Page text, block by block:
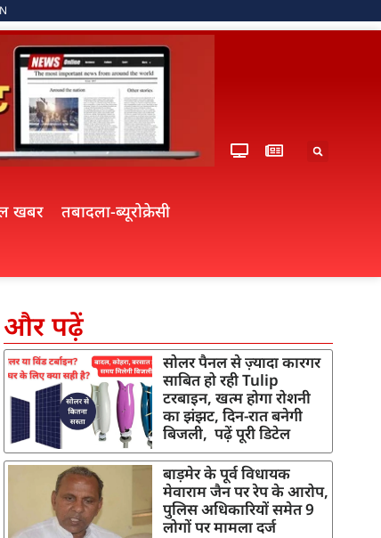
खबर
तबादला-ब्यूरोक्रेसी
और पढ़ें
सोलर पैनल से ज़्यादा कारगर
साबित हो रही Tulip
टरबाइन, खत्म होगा रोशनी
का झंझट, दिन-रात बनेगी
बिजली, पढ़ें पूरी डिटेल
बाड़मेर के पूर्व विधायक
मेवाराम जैन पर रेप के आरोप,
पुलिस अधिकारियों समेत 9
लोगों पर मामला दर्ज